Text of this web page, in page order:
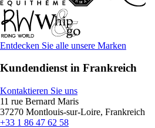
Entdecken Sie alle unsere Marken
Kundendienst in Frankreich
Kontaktieren Sie uns
11 rue Bernard Maris
37270 Montlouis-sur-Loire, Frankreich
+33 1 86 47 62 58